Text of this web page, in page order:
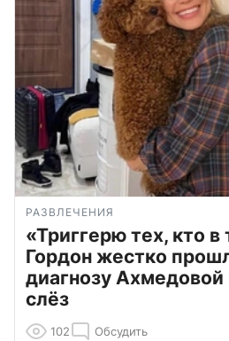
РАЗВЛЕЧЕНИЯ
«Триггерю тех, кто в
Гордон жестко
диагнозу Ахмедовой
слёз
102 Обсудить